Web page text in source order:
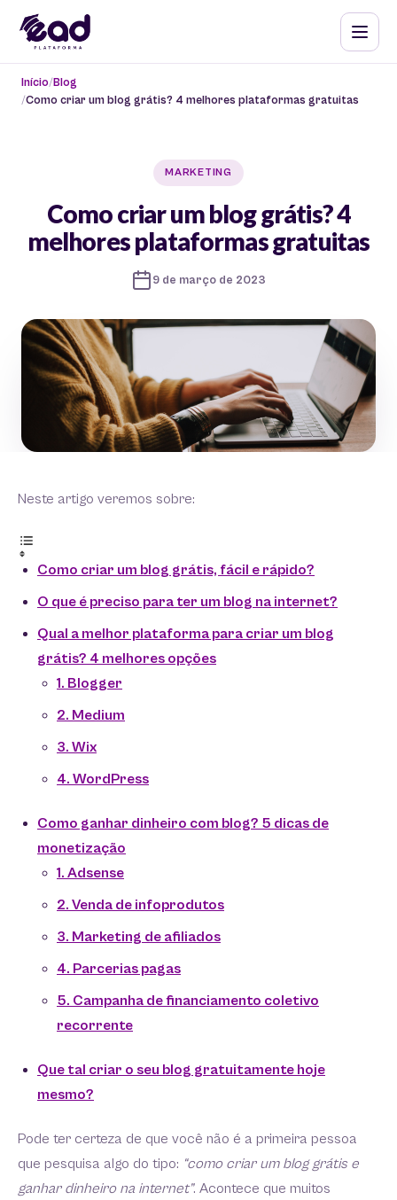
Início Blog
Como criar um blog grátis? 4 melhores plataformas gratuitas
MARKETING
Como criar um blog grátis? 4
melhores plataformas gratuitas
9 de março de 2023
Neste artigo veremos sobre:
Como criar um blog grátis, fácil e rápido?
O que é preciso para ter um blog na internet?
Qual a melhor plataforma para criar um blog
grátis? 4 melhores opções
1. Blogger
2. Medium
3. Wix
4. WordPress
Como ganhar dinheiro com blog? 5 dicas de
monetização
1. Adsense
2. Venda de infoprodutos
3. Marketing de afiliados
4. Parcerias pagas
5. Campanha de financiamento coletivo
recorrente
Que tal criar o seu blog gratuitamente hoje
mesmo?
Pode ter certeza de que você não é a primeira pessoa
que pesquisa algo do tipo: “como criar um blog grátis e
ganhar dinheiro na internet”. Acontece que muitos